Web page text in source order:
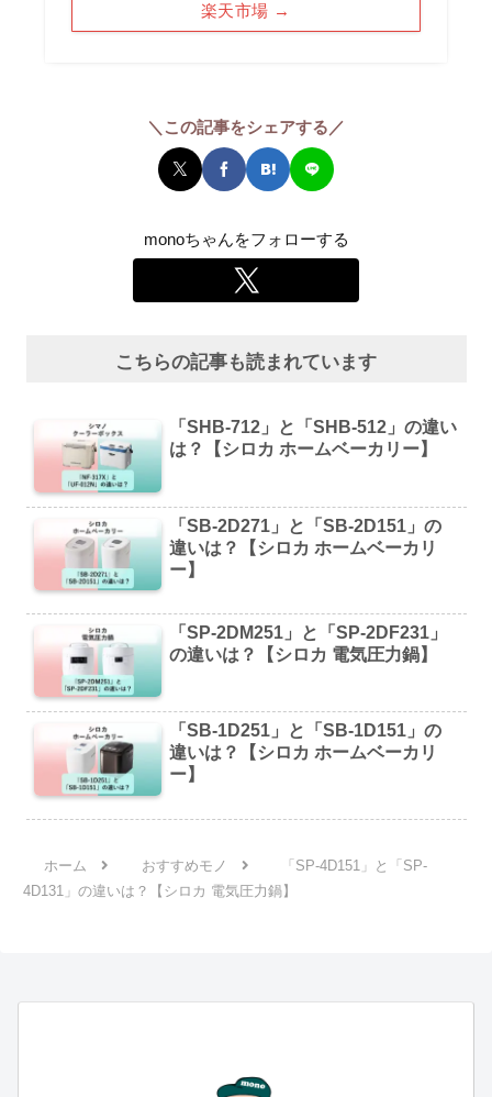
楽天市場 →
＼この記事をシェアする／
monoちゃんをフォローする
こちらの記事も読まれています
「SHB-712」と「SHB-512」の違い
は？【シロカ ホームベーカリー】
「SB-2D271」と「SB-2D151」の
違いは？【シロカ ホームベーカリ
ー】
「SP-2DM251」と「SP-2DF231」
の違いは？【シロカ 電気圧力鍋】
「SB-1D251」と「SB-1D151」の
違いは？【シロカ ホームベーカリ
ー】
ホーム おすすめモノ
「SP-4D151」と「SP-
4D131」の違いは？【シロカ 電気圧力鍋】